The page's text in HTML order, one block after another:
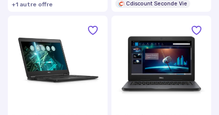
+1 autre offre
Cdiscount Seconde Vie